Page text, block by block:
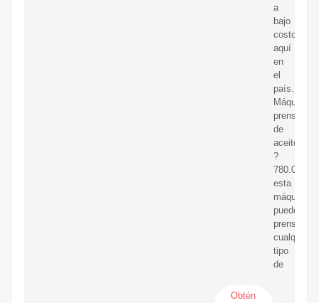
a
bajo
costo
aquí
en
el
país.
Máquina
prensadora
de
aceite
?
780.000.
esta
máquina
puede
prensar
cualquier
tipo
de
Obtén